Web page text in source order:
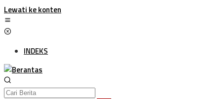
Lewati ke konten
INDEKS